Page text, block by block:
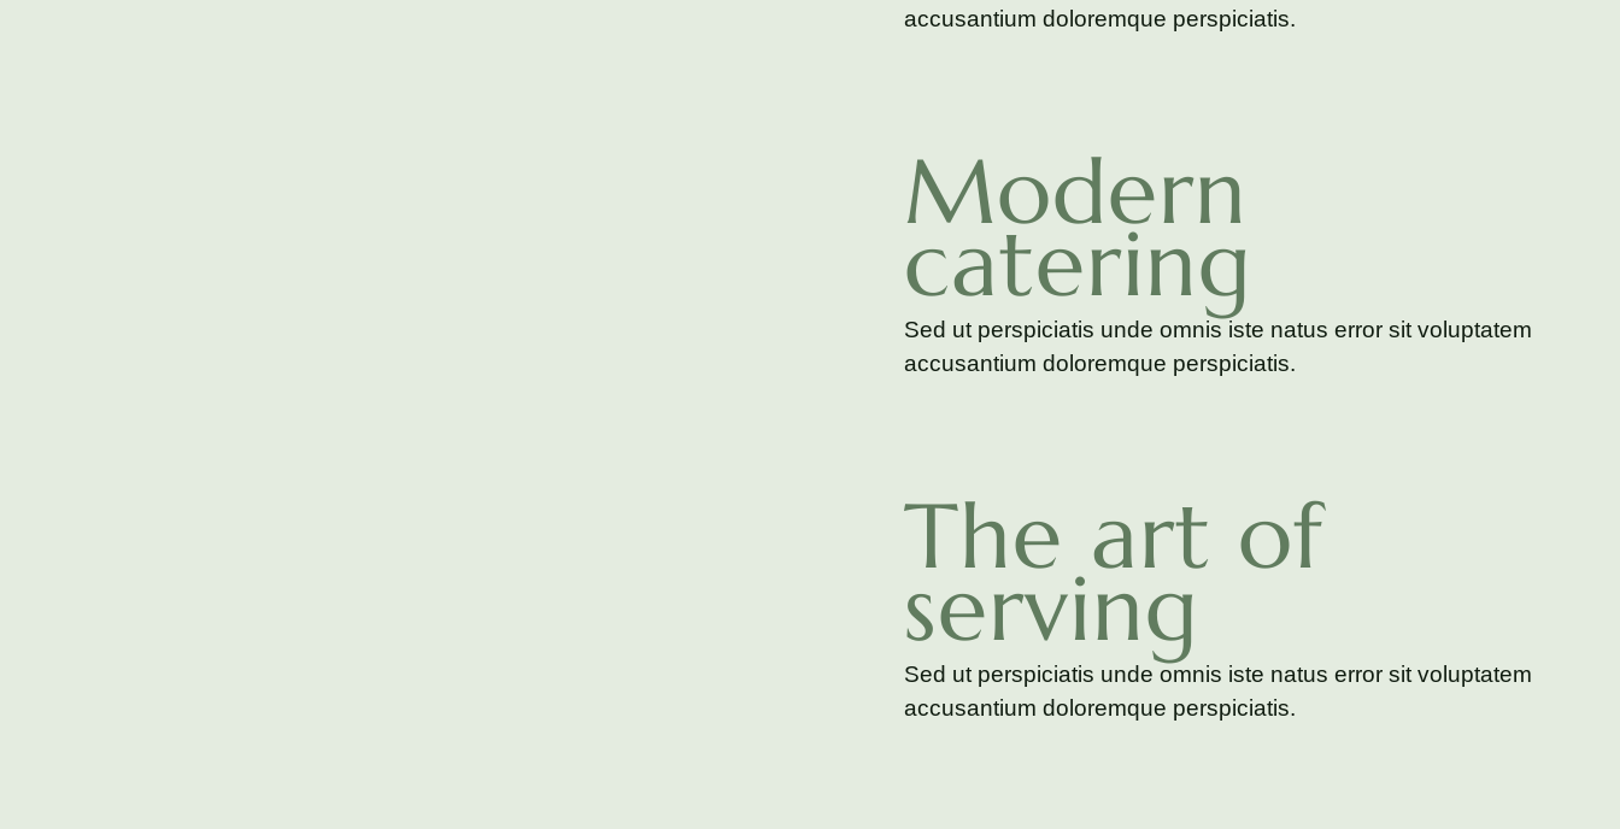
accusantium doloremque perspiciatis.
Modern
catering
Sed ut perspiciatis unde omnis iste natus error sit voluptatem
accusantium doloremque perspiciatis.
The art of
serving
Sed ut perspiciatis unde omnis iste natus error sit voluptatem
accusantium doloremque perspiciatis.